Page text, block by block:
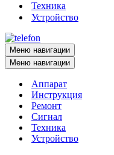
Техника
Устройство
Меню навигации
Меню навигации
Аппарат
Инструкция
Ремонт
Сигнал
Техника
Устройство